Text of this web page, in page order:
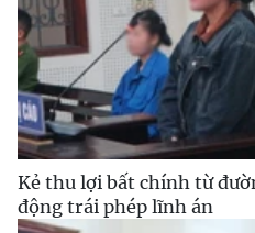
Kẻ thu lợi bất chính từ
động trái phép lĩnh án